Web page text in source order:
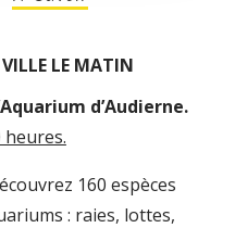
VILLE LE MATIN
d’Audierne.
heures.
160 espèces
: raies, lottes,